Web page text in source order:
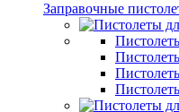
Заправочные